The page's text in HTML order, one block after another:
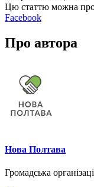
Цю статтю можна
Facebook
Про автора
Нова Полтава
Громадська